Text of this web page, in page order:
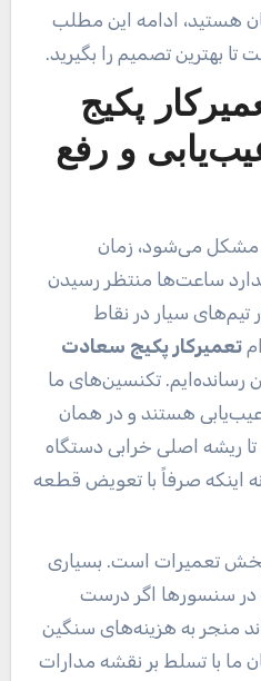
هستید، ادامه این مطلب
بهترین تصمیم را بگیرید.
پکیج
و رفع
مشکل می‌شود، زمان
ساعت‌ها منتظر رسیدن
تیم‌های سیار در نقاط
تعمیرکار پکیج سعادت
رسانده‌ایم. تکنسین‌های ما
عیب‌یابی هستند و در همان
ریشه اصلی خرابی دستگاه
اینکه صرفاً با تعویض قطعه
تعمیرات است. بسیاری
سنسورها اگر درست
منجر به هزینه‌های سنگین
با تسلط بر نقشه مدارات